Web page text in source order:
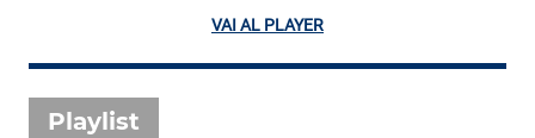
VAI AL PLAYER
Playlist